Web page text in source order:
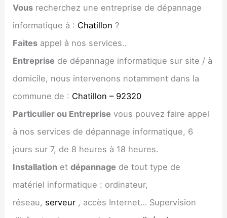
Vous recherchez une entreprise de dépannage
informatique à : Chatillon ?
Faites appel à nos services..
Entreprise de dépannage informatique sur site / à
domicile, nous intervenons notamment dans la
commune de : Chatillon – 92320
Particulier ou Entreprise vous pouvez faire appel
à nos services de dépannage informatique, 6
jours sur 7, de 8 heures à 18 heures.
Installation etdépannage de tout type de
matériel informatique : ordinateur,
réseau, serveur , accès Internet… Supervision